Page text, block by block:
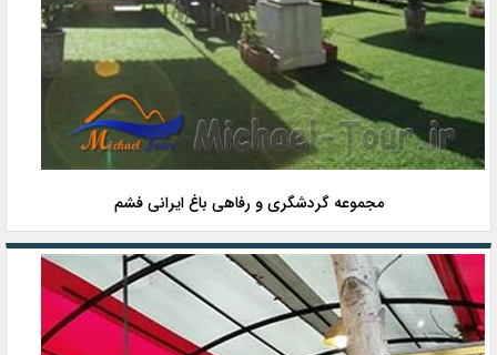
مجموعه گردشگری و رفاهی باغ ایرانی فشم